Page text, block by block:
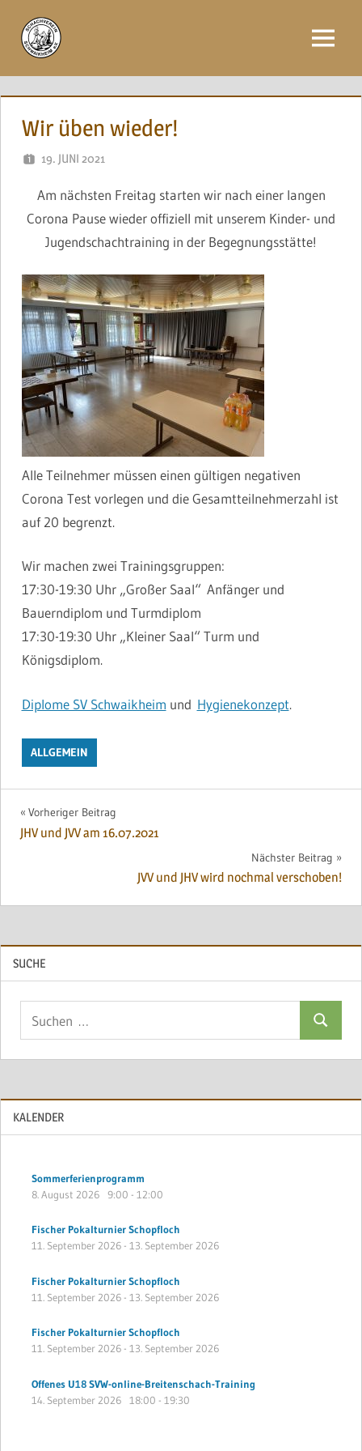
Inhalt
springen
Menü
Wir üben wieder!
19. JUNI 2021
Am nächsten Freitag starten wir nach einer langen
Corona Pause wieder offiziell mit unserem Kinder- und
Jugendschachtraining in der Begegnungsstätte!
Alle Teilnehmer müssen einen gültigen negativen
Corona Test vorlegen und die Gesamtteilnehmerzahl ist
auf 20 begrenzt.
Wir machen zwei Trainingsgruppen:
17:30-19:30 Uhr „Großer Saal“ Anfänger und
Bauerndiplom und Turmdiplom
17:30-19:30 Uhr „Kleiner Saal“ Turm und
Königsdiplom.
Diplome SV Schwaikheim und Hygienekonzept.
ALLGEMEIN
Beitragsnavigation
Vorheriger Beitrag
JHV und JVV am 16.07.2021
Nächster Beitrag
JVV und JHV wird nochmal verschoben!
SUCHE
Suchen
KALENDER
Sommerferienprogramm
8. August 2026 9:00 - 12:00
Fischer Pokalturnier Schopfloch
11. September 2026- 13. September 2026
Fischer Pokalturnier Schopfloch
11. September 2026- 13. September 2026
Fischer Pokalturnier Schopfloch
11. September 2026- 13. September 2026
Offenes U18 SVW-online-Breitenschach-Training
14. September 2026 18:00 - 19:30